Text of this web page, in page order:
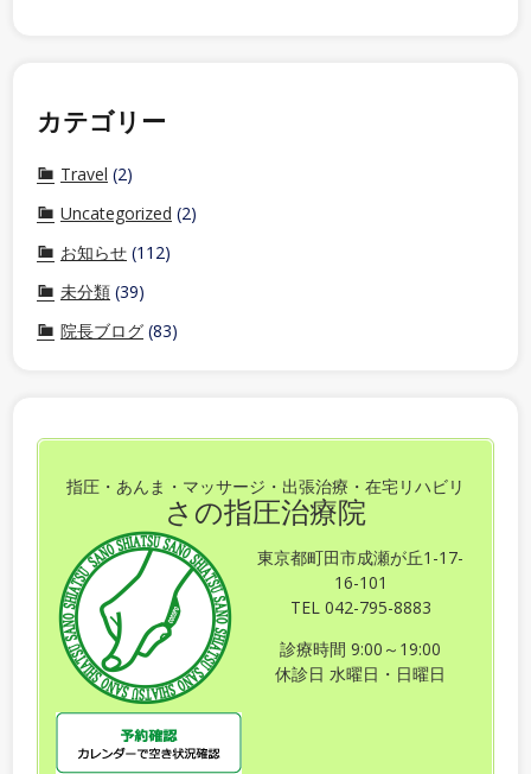
カテゴリー
Travel (2)
Uncategorized (2)
お知らせ (112)
未分類 (39)
院長ブログ (83)
指圧・あんま・マッサージ・出張治療・在宅リハビリ
さの指圧治療院
東京都町田市成瀬が丘1-17-
16-101
TEL 042-795-8883
診療時間 9:00～19:00
休診日 水曜日・日曜日